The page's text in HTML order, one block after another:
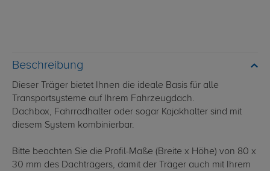
Beschreibung
Dieser Träger bietet Ihnen die ideale Basis für alle
Transportsysteme auf Ihrem Fahrzeugdach.
Dachbox, Fahrradhalter oder sogar Kajakhalter sind mit
diesem System kombinierbar.
Bitte beachten Sie die Profil-Maße (Breite x Höhe) von 80 x
30 mm des Dachträgers, damit der Träger auch mit Ihrem